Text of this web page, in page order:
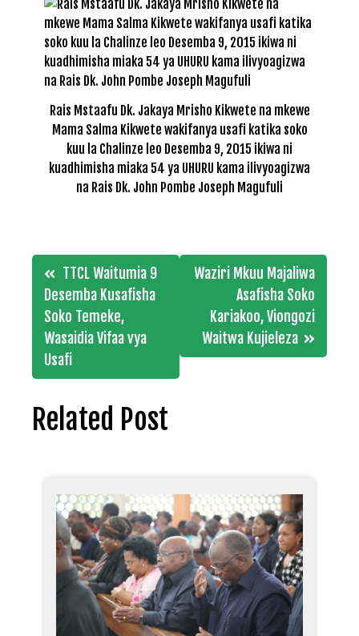
Rais Mstaafu Dk. Jakaya Mrisho Kikwete na mkewe
Mama Salma Kikwete wakifanya usafi katika soko
kuu la Chalinze leo Desemba 9, 2015 ikiwa ni
kuadhimisha miaka 54 ya UHURU kama ilivyoagizwa
na Rais Dk. John Pombe Joseph Magufuli
Post
navigation
TTCL Waitumia 9
Desemba Kusafisha
Soko Temeke,
Wasaidia Vifaa vya
Usafi
Waziri Mkuu Majaliwa
Asafisha Soko
Kariakoo, Viongozi
Waitwa Kujieleza
Related Post